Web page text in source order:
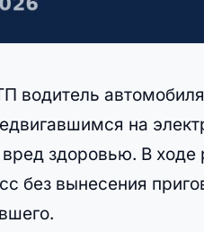
водитель
на
здоровью. В
без вынесения